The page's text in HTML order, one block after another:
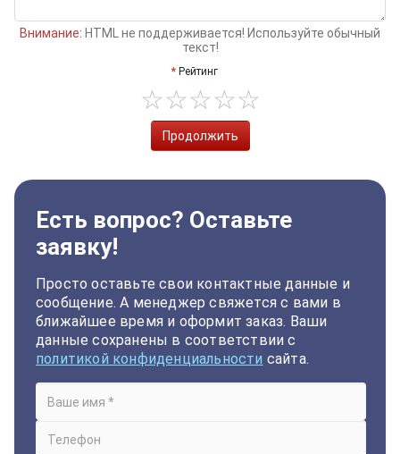
Внимание: HTML не поддерживается! Используйте обычный
текст!
Рейтинг
Продолжить
Есть вопрос? Оставьте
заявку!
Просто оставьте свои контактные данные и
сообщение. А менеджер свяжется с вами в
ближайшее время и оформит заказ. Ваши
данные сохранены в соответствии с
политикой конфиденциальности сайта.